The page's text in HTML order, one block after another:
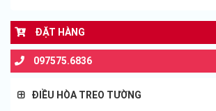
ĐẶT HÀNG
097575.6836
ĐIỀU HÒA TREO TƯỜNG